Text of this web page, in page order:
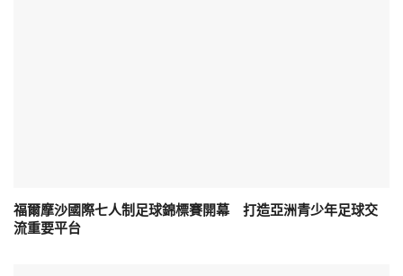
福爾摩沙國際七人制足球錦標賽開幕 打造亞洲青少年足球交
流重要平台